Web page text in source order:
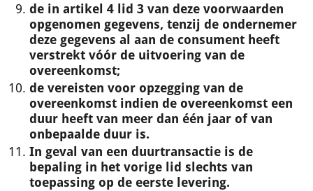
de in artikel 4 lid 3 van deze voorwaarden
opgenomen gegevens, tenzij de ondernemer
deze gegevens al aan de consument heeft
verstrekt vóór de uitvoering van de
overeenkomst;
de vereisten voor opzegging van de
overeenkomst indien de overeenkomst een
duur heeft van meer dan één jaar of van
onbepaalde duur is.
In geval van een duurtransactie is de
bepaling in het vorige lid slechts van
toepassing op de eerste levering.